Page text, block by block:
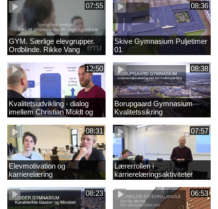
07:55
GYM. Særlige elevgrupper.
Ordblinde. Rikke Vang
08:36
Skive Gymnasium Puljetimer
01
12:50
Kvalitetsudvikling - dialog
imellem Christian Moldt og
Dennis Hellegaard
08:38
Borupgaard Gymnasium
Kvalitetssikring
08:31
Elevmotivation og
karrierelæring
07:57
Lærerrollen i
karrierelæringsaktiviteter
08:23 06:53